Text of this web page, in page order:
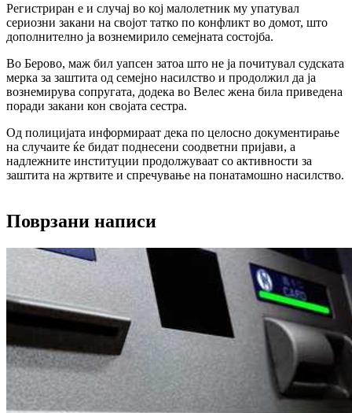
Регистриран е и случај во кој малолетник му упатувал
сериозни закани на својот татко по конфликт во домот, што
дополнително ја вознемирило семејната состојба.
Во Берово, маж бил уапсен затоа што не ја почитувал судската
мерка за заштита од семејно насилство и продолжил да ја
вознемирува сопругата, додека во Велес жена била приведена
поради закани кон својата сестра.
Од полицијата информираат дека по целосно документирање
на случаите ќе бидат поднесени соодветни пријави, а
надлежните институции продолжуваат со активности за
заштита на жртвите и спречување на понатамошно насилство.
Поврзани написи